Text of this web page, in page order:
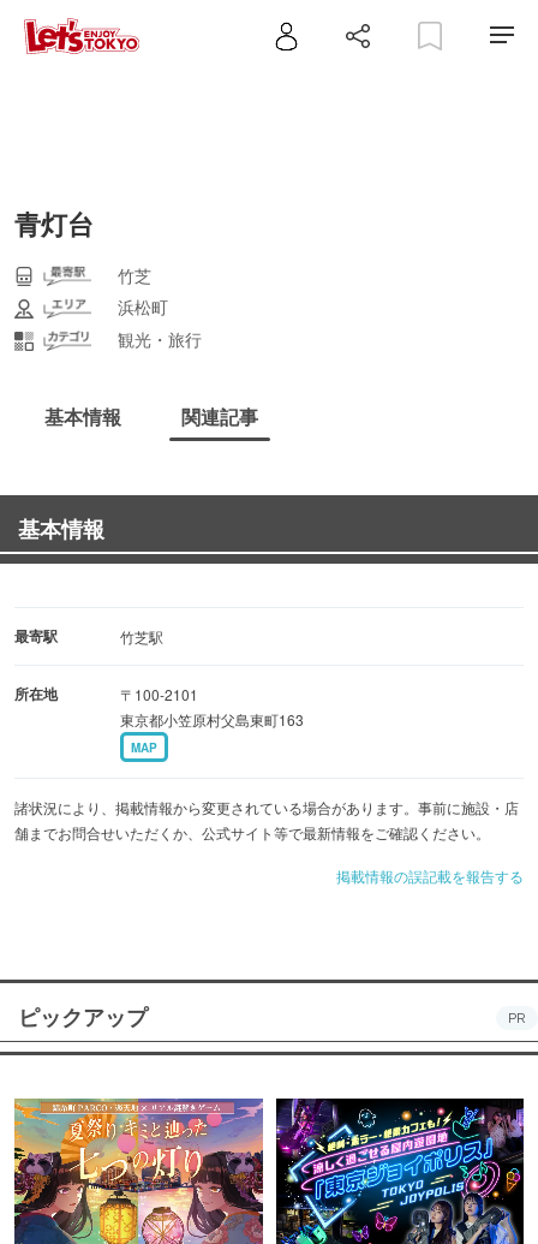
青灯台
竹芝
浜松町
観光・旅行
基本情報 関連記事
基本情報
最寄駅 竹芝駅
所在地
〒100-2101
東京都小笠原村父島東町163
MAP
諸状況により、掲載情報から変更されている場合があります。事前に施設・店
舗までお問合せいただくか、公式サイト等で最新情報をご確認ください。
掲載情報の誤記載を報告する
ピックアップ PR